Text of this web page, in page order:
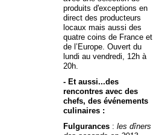
produits d'exceptions en
direct des producteurs
locaux mais aussi des
quatre coins de France et
de l’Europe. Ouvert du
lundi au vendredi, 12h à
20h.
- Et aussi...des
rencontres avec des
chefs, des événements
culinaires :
Fulgurances : les dîners